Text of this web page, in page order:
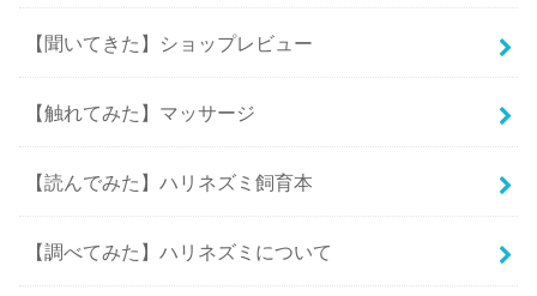
【聞いてきた】ショップレビュー
【触れてみた】マッサージ
【読んでみた】ハリネズミ飼育本
【調べてみた】ハリネズミについて